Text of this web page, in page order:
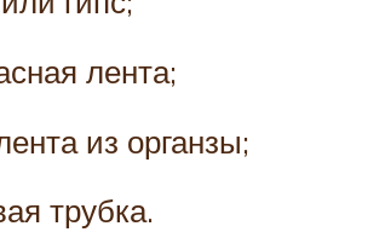
лента;
из органзы;
трубка.